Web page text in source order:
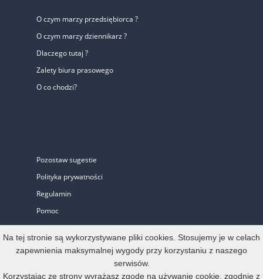
O czym marzy przedsiębiorca ?
O czym marzy dziennikarz ?
Dlaczego tutaj ?
Zalety biura prasowego
O co chodzi?
Pozostaw sugestie
Polityka prywatności
Regulamin
Pomoc
Biuro Prasowe
Oferta
Na tej stronie są wykorzystywane pliki cookies. Stosujemy je w celach
zapewnienia maksymalnej wygody przy korzystaniu z naszego
serwisów.
Korzystając ze strony wyrażasz zgodę na używanie cookie, zgodnie z